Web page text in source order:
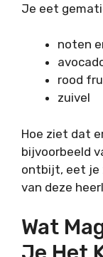
Je eet
noten
rood
zuivel
Hoe ziet dat
bijvoorbeeld
ontbijt, eet je
van deze
Wat